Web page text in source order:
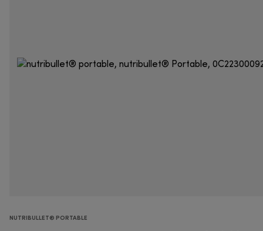
NUTRIBULLET® PORTABLE